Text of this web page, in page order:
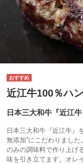
近江牛100％ハ
日本三大和牛『近江
日本三大和牛『近江牛』
無添加”にこだわりまし
のみの調味料で作り上げ
味を引き立てます。オレ